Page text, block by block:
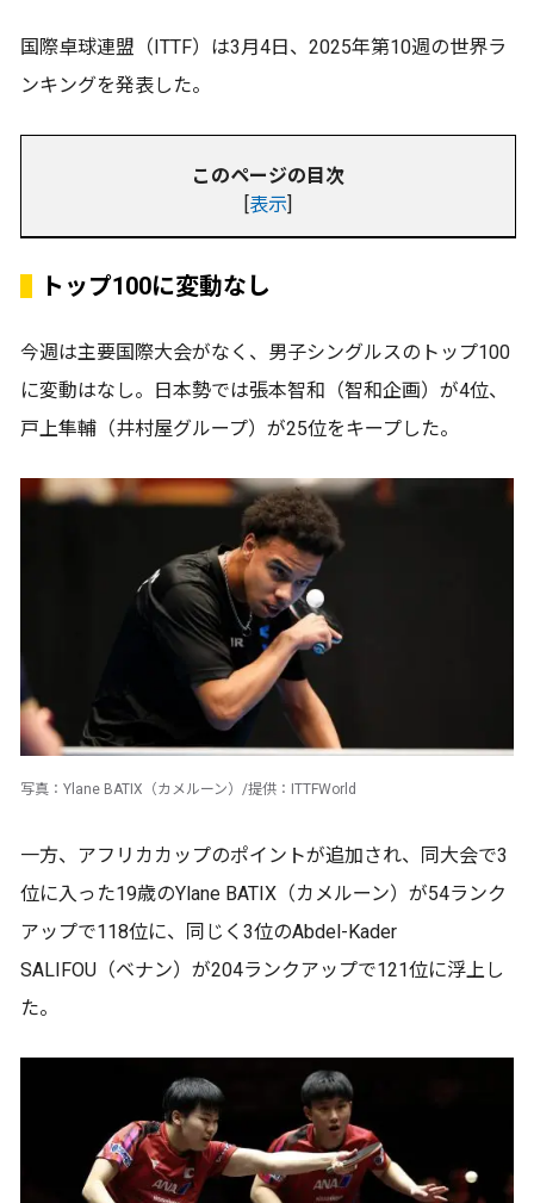
国際卓球連盟（ITTF）は3月4日、2025年第10週の世界ラ
ンキングを発表した。
このページの目次
[表示]
トップ100に変動なし
今週は主要国際大会がなく、男子シングルスのトップ100
に変動はなし。日本勢では張本智和（智和企画）が4位、
戸上隼輔（井村屋グループ）が25位をキープした。
写真：Ylane BATIX（カメルーン）/提供：ITTFWorld
一方、アフリカカップのポイントが追加され、同大会で3
位に入った19歳のYlane BATIX（カメルーン）が54ランク
アップで118位に、同じく3位のAbdel-Kader
SALIFOU（ベナン）が204ランクアップで121位に浮上し
た。